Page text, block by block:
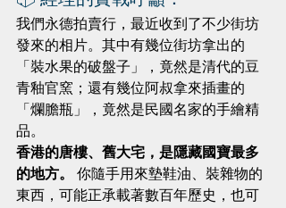
我們永德拍賣行，最近收到了不少街坊
發來的相片。其中有幾位街坊拿出的
「裝水果的破盤子」，竟然是清代的豆
青釉官窯；還有幾位阿叔拿來插畫的
「爛膽瓶」，竟然是民國名家的手繪精
品。
香港的唐樓、舊大宅，是隱藏國寶最多
的地方。
你隨手用來墊鞋油、裝雜物的
東西，可能正承載著數百年歷史，也可